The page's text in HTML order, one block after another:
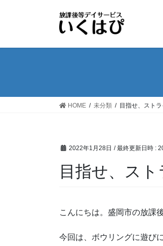
HOME 未分類 目指せ、ストラ
2022年1月28日 / 最終更新日時 :
目指せ、スト
こんにちは。盛岡市の放課
今回は、ボウリングに遊び